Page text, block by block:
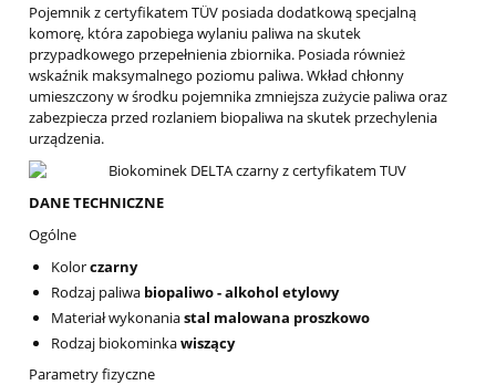
Pojemnik z certyfikatem TÜV posiada dodatkową specjalną
komorę, która zapobiega wylaniu paliwa na skutek
przypadkowego przepełnienia zbiornika. Posiada również
wskaźnik maksymalnego poziomu paliwa. Wkład chłonny
umieszczony w środku pojemnika zmniejsza zużycie paliwa oraz
zabezpiecza przed rozlaniem biopaliwa na skutek przechylenia
urządzenia.
DANE TECHNICZNE
Ogólne
Kolorczarny
Rodzaj paliwa biopaliwo - alkohol etylowy
Materiał wykonaniastal malowana proszkowo
Rodzaj biokominkawiszący
Parametry fizyczne